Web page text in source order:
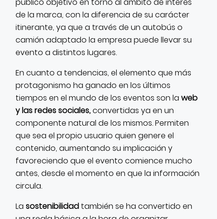
de la marca, con la diferencia de su carácter
itinerante, ya que a través de un autobús o
camión adaptado la empresa puede llevar su
evento a distintos lugares.
En cuanto a tendencias, el elemento que más
protagonismo ha ganado en los últimos
tiempos en el mundo de los eventos son la web
y las redes sociales,convertidas ya en un
componente natural de los mismos. Permiten
que sea el propio usuario quien genere el
contenido, aumentando su implicación y
favoreciendo que el evento comience mucho
antes, desde el momento en que la información
circula.
La sostenibilidad también se ha convertido en